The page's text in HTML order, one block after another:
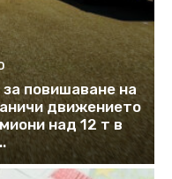
повишаване на
движението
над 12 т в